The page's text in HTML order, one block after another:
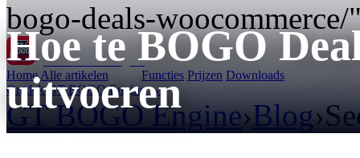
bogo-deals-
GT BOGOEngine
Home Alle artikelen Functies Prijzen Downloads
Ontdek GT BOGO Engine →
GT BOGO Engine›Blog›
Hoe te BOGO
uitvoeren